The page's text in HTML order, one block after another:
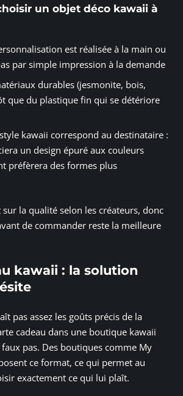
un objet déco kawaii à
est réalisée à la main ou
par simple impression à la demande
durables (jesmonite, bois,
que du plastique fin qui se détériore
kawaii correspond au destinataire :
un design épuré aux couleurs
préfèrera des formes plus
la qualité selon les créateurs, donc
de commander reste la meilleure
kawaii : la solution
pas assez les goûts précis de la
cadeau dans une boutique kawaii
pas. Des boutiques comme My
ce format, ce qui permet au
exactement ce qui lui plaît.